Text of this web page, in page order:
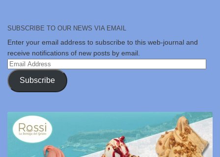
SUBSCRIBE TO OUR NEWS VIA EMAIL
Enter your email address to subscribe to this web-journal and
receive notifications of new posts by email.
Email
Address
Subscribe